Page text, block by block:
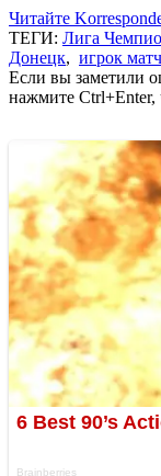
Читайте
ТЕГИ: Лига
Донецк, игрок
Если вы заметили
нажмите Ctrl+Enter,